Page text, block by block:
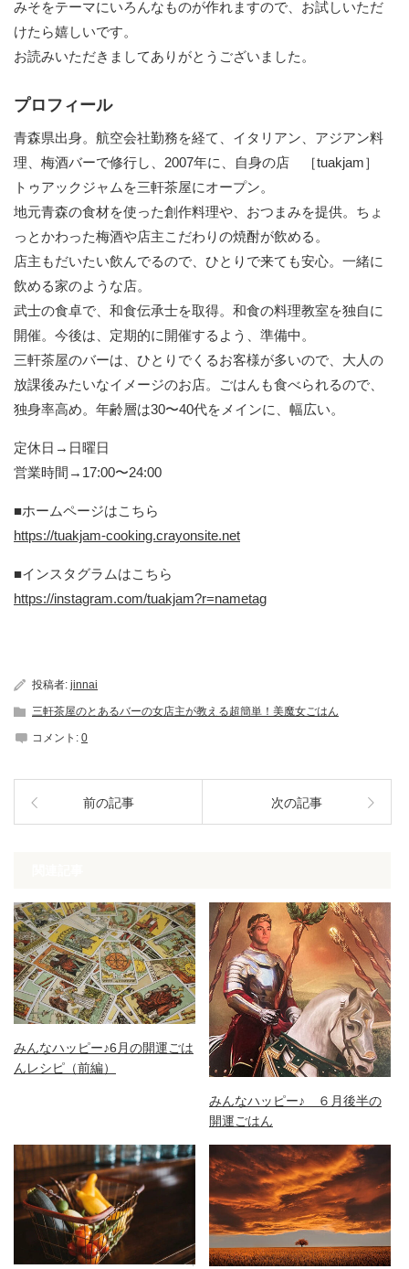
みそをテーマにいろんなものが作れますので、お試しいただ
けたら嬉しいです。
お読みいただきましてありがとうございました。
プロフィール
青森県出身。航空会社勤務を経て、イタリアン、アジアン料
理、梅酒バーで修行し、2007年に、自身の店 ［tuakjam］
トゥアックジャムを三軒茶屋にオープン。
地元青森の食材を使った創作料理や、おつまみを提供。ちょ
っとかわった梅酒や店主こだわりの焼酎が飲める。
店主もだいたい飲んでるので、ひとりで来ても安心。一緒に
飲める家のような店。
武士の食卓で、和食伝承士を取得。和食の料理教室を独自に
開催。今後は、定期的に開催するよう、準備中。
三軒茶屋のバーは、ひとりでくるお客様が多いので、大人の
放課後みたいなイメージのお店。ごはんも食べられるので、
独身率高め。年齢層は30〜40代をメインに、幅広い。
定休日→日曜日
営業時間→17:00〜24:00
■ホームページはこちら
https://tuakjam-cooking.crayonsite.net
■インスタグラムはこちら
https://instagram.com/tuakjam?r=nametag
投稿者: jinnai
三軒茶屋のとあるバーの女店主が教える超簡単！美魔女ごはん
コメント: 0
前の記事 次の記事
みんなハッピー♪6月の開運ごは
んレシピ（前編）
みんなハッピー♪ ６月後半の
開運ごはん